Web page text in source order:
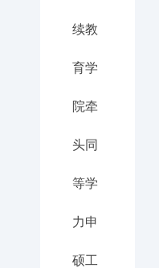
续教
育学
院牵
头同
等学
力申
硕工